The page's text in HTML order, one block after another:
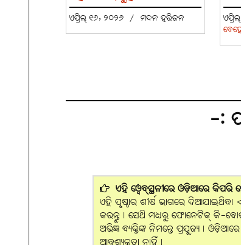
ଏପ୍ରିଲ୍ ୧୬, ୨୦୨୬ / ମଦନ ହରିଜନ
-:
ଏହି ୱେବ୍‌ସ୍ଥଳୀରେ ଓଡ଼ିଆରେ କିପରି
ଏହି ପୃଷ୍ଠାର ଶୀର୍ଷ ଭାଗରେ ଦିଆଯାଇଥିବା
କରନ୍ତୁ। ସେଥି ମଧ୍ୟରୁ ଫୋନେଟିକ୍ କି-
ଅଭିଜ୍ଞ ବ୍ୟକ୍ତିଙ୍କ ନିମନ୍ତେ ପ୍ରଯୁଜ୍ୟ।